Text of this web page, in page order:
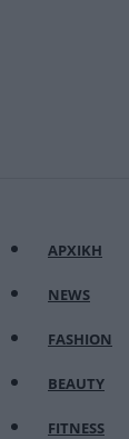
ΑΡΧΙΚΗ
NEWS
FASHION
BEAUTY
FITNESS